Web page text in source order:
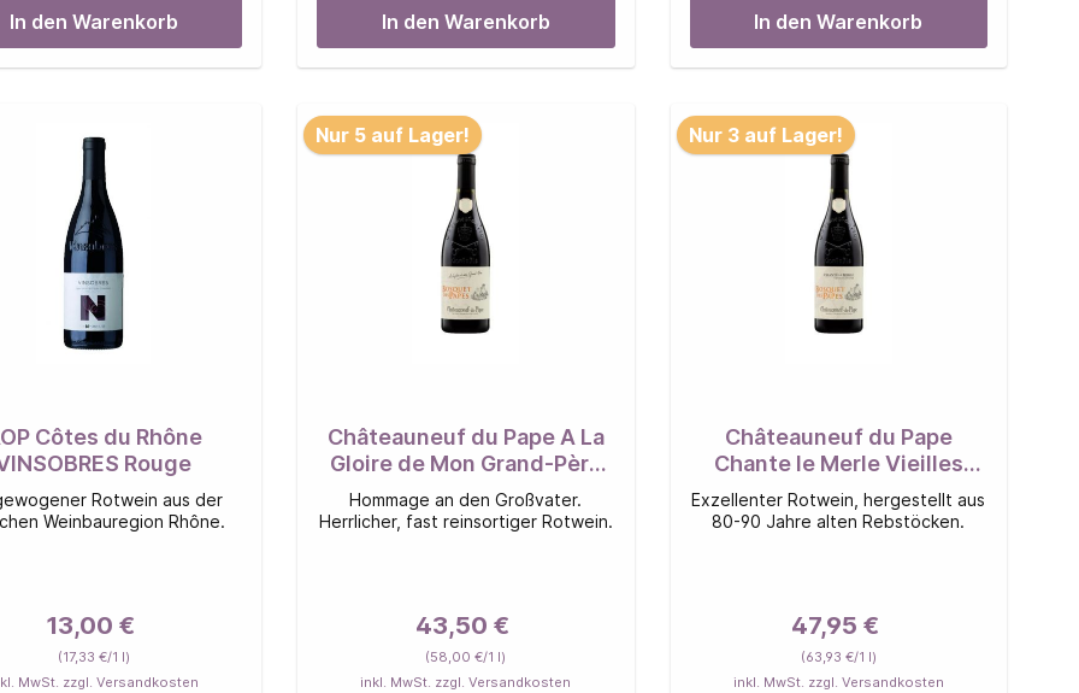
In den Warenkorb In den Warenkorb In den Warenkorb
Côtes du Rhône
Rouge
Rotwein aus der
Weinbauregion Rhône.
13,00 €
(17,33 €/1 l)
MwSt. zzgl. Versandkosten
Nur 5 auf Lager!
Châteauneuf du Pape A La
Gloire de Mon Grand-Père
Rouge
Hommage an den Großvater.
Herrlicher, fast reinsortiger Rotwein.
43,50 €
(58,00 €/1 l)
inkl. MwSt. zzgl. Versandkosten
Nur 3 auf Lager!
Châteauneuf du Pape
Chante le Merle Vieilles
vignes Rouge
Exzellenter Rotwein, hergestellt aus
80-90 Jahre alten Rebstöcken.
47,95 €
(63,93 €/1 l)
inkl. MwSt. zzgl. Versandkosten